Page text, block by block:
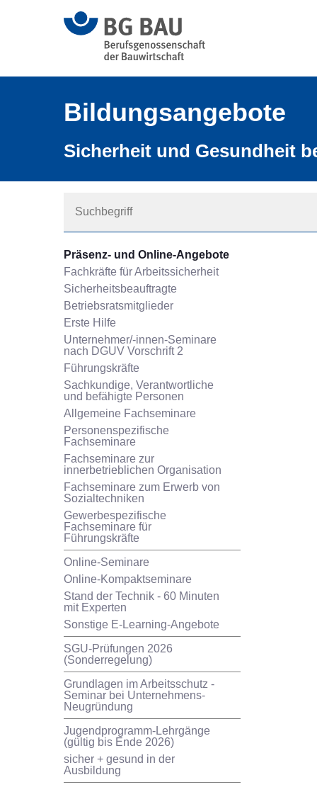
Bildungsangebote
Sicherheit und Gesundheit
Präsenz- und Online-Angebote
Fachkräfte für Arbeitssicherheit
Sicherheitsbeauftragte
Betriebsratsmitglieder
Erste Hilfe
Unternehmer/-innen-Seminare
nach DGUV Vorschrift 2
Führungskräfte
Sachkundige, Verantwortliche
und befähigte Personen
Allgemeine Fachseminare
Personenspezifische
Fachseminare
Fachseminare zur
innerbetrieblichen Organisation
Fachseminare zum Erwerb von
Sozialtechniken
Gewerbespezifische
Fachseminare für
Führungskräfte
Online-Seminare
Online-Kompaktseminare
Stand der Technik - 60 Minuten
mit Experten
Sonstige E-Learning-Angebote
SGU-Prüfungen 2026
(Sonderregelung)
Grundlagen im Arbeitsschutz -
Seminar bei Unternehmens-
Neugründung
Jugendprogramm-Lehrgänge
(gültig bis Ende 2026)
sicher + gesund in der
Ausbildung